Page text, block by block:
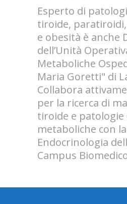
Esperto di
tiroide,
e obesità è anche
dell’Unità
Metaboliche
Maria Goretti" di
Collabora
per la ricerca di
tiroide e patologie
metaboliche con
Endocrinologia
Campus